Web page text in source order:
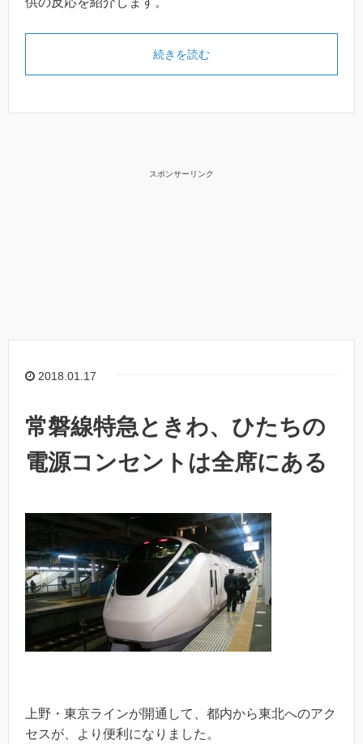
続きを読む
スポンサーリンク
2018.01.17
常磐線特急ときわ、ひたちの
電源コンセントは全席にある
上野・東京ラインが開通して、都内から東北へのアク
セスが、より便利になりました。